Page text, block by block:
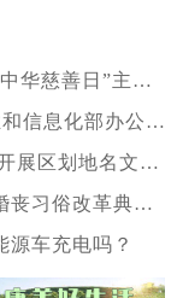
题宣传活动的通知
婚介机构乱象专项行动工作方案》的通知
建设试点工作的通知
案例名单》的通知
源车充电吗？